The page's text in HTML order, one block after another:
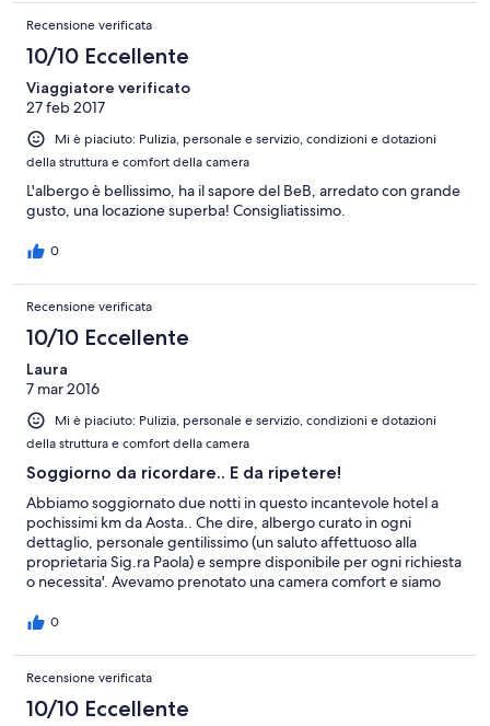
Recensione verificata
10/10 Eccellente
Viaggiatore verificato
27 feb 2017
Mi è piaciuto: Pulizia, personale e servizio, condizioni e dotazioni
della struttura e comfort della camera
L'albergo è bellissimo, ha il sapore del BeB, arredato con grande
gusto, una locazione superba! Consigliatissimo.
0
Recensione verificata
10/10 Eccellente
Laura
7 mar 2016
Mi è piaciuto: Pulizia, personale e servizio, condizioni e dotazioni
della struttura e comfort della camera
Soggiorno da ricordare.. E da ripetere!
Abbiamo soggiornato due notti in questo incantevole hotel a
pochissimi km da Aosta.. Che dire, albergo curato in ogni
dettaglio, personale gentilissimo (un saluto affettuoso alla
proprietaria Sig.ra Paola) e sempre disponibile per ogni richiesta
o necessita'. Avevamo prenotato una camera comfort e siamo
palato e veramente di qualita' con prodotti km zero cucinati
la splendida cagnolina Zoe che ha contribuito ad allietare il
soggiorno gia' di per se' perfetto! Sicuramente torneremo!!
0
Recensione verificata
10/10 Eccellente